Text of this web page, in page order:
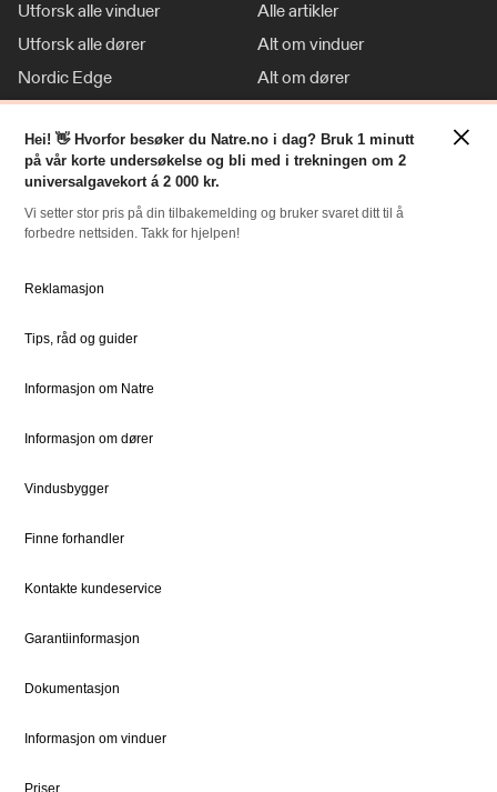
Utforsk alle vinduer
Utforsk alle dører
Nordic Edge
Klassisk stil
Tilpasninger
Alle artikler
Alt om vinduer
Alt om dører
Inspirasjon
Nyheter
RESSURSER
Slik bestiller du
Priser
Dokumentsenter
STØTTE
Kundeservice
Kontakt
Vedlikehold
FOR PROFF
Natre Express
Reklamasjon
Hei! 👋 Hvorfor besøker du Natre.no i dag? Bruk 1 minutt
på vår korte undersøkelse og bli med i trekningen om 2
universalgavekort á 2 000 kr.
Vi setter stor pris på din tilbakemelding og bruker svaret ditt til å
forbedre nettsiden. Takk for hjelpen!
Reklamasjon
Tips, råd og guider
Informasjon om Natre
Informasjon om dører
Vindusbygger
Finne forhandler
Kontakte kundeservice
Garantiinformasjon
Dokumentasjon
Informasjon om vinduer
Priser
×